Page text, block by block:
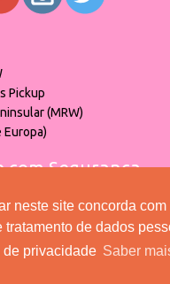
neste site concorda com
tratamento de dados
de privacidade Saber
Pickup
(MRW)
Europa)
com Segurança
puber!a | © 2026 Copyright